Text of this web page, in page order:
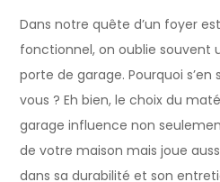
Dans notre quête d’un foyer
fonctionnel, on oublie souvent
porte de garage. Pourquoi
vous ? Eh bien, le choix du
garage influence non
de votre maison mais joue
dans sa durabilité et son